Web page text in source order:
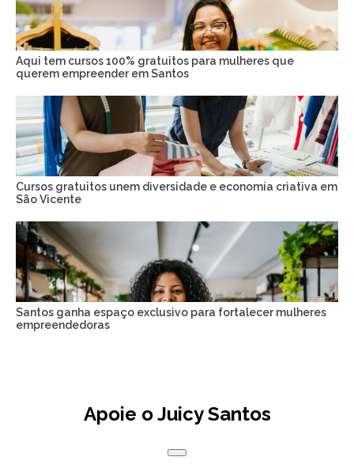
Aqui tem cursos 100% gratuitos para mulheres que
querem empreender em Santos
Cursos gratuitos unem diversidade e economia criativa em
São Vicente
Santos ganha espaço exclusivo para fortalecer mulheres
empreendedoras
Apoie o Juicy Santos